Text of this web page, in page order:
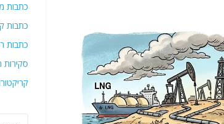
כתבות
כתבות
כתבות